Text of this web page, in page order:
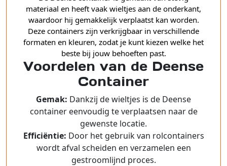
materiaal en heeft vaak wieltjes aan de onderkant,
waardoor hij gemakkelijk verplaatst kan worden.
Deze containers zijn verkrijgbaar in verschillende
formaten en kleuren, zodat je kunt kiezen welke het
beste bij jouw behoeften past.
Voordelen van de Deense
Container
Gemak: Dankzij de wieltjes is de Deense
container eenvoudig te verplaatsen naar de
gewenste locatie.
Efficiëntie: Door het gebruik van rolcontainers
wordt afval scheiden en verzamelen een
gestroomlijnd proces.